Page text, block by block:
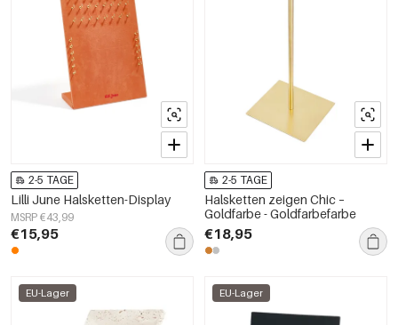
2-5 TAGE
Lilli June Halsketten-Display
MSRP €43,99
€15,95
2-5 TAGE
Halsketten zeigen Chic –
Goldfarbe - Goldfarbefarbe
€18,95
EU-Lager EU-Lager